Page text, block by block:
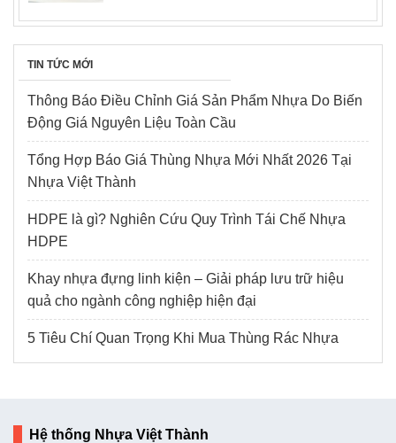
TIN TỨC MỚI
Thông Báo Điều Chỉnh Giá Sản Phẩm Nhựa Do Biến
Động Giá Nguyên Liệu Toàn Cầu
Tổng Hợp Báo Giá Thùng Nhựa Mới Nhất 2026 Tại
Nhựa Việt Thành
HDPE là gì? Nghiên Cứu Quy Trình Tái Chế Nhựa
HDPE
Khay nhựa đựng linh kiện – Giải pháp lưu trữ hiệu
quả cho ngành công nghiệp hiện đại
5 Tiêu Chí Quan Trọng Khi Mua Thùng Rác Nhựa
Hệ thống Nhựa Việt Thành